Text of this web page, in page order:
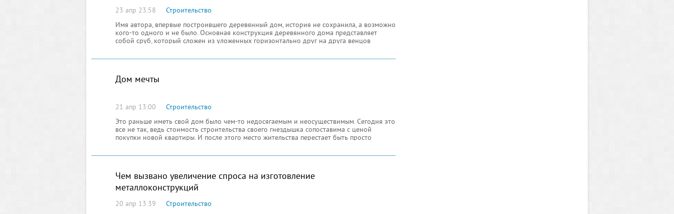
23 апр 23:58
Строительство
Имя автора, впервые построившего деревянный дом, история не сохранила, а возможно
кого-то одного и не было. Основная конструкция деревянного дома представляет
собой сруб, который сложен из уложенных горизонтально друг на друга венцов
Дом мечты
21 апр 13:00
Строительство
Это раньше иметь свой дом было чем-то недосягаемым и неосуществимым. Сегодня это
все не так, ведь стоимость строительства своего гнездышка сопоставима с ценой
покупки новой квартиры. И после этого место жительства перестает быть просто
Чем вызвано увеличение спроса на изготовление
металлоконструкций
20 апр 13:39
Строительство